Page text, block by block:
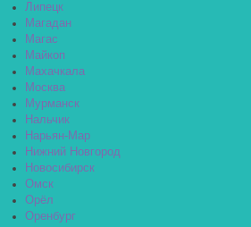
Липецк
Магадан
Магас
Майкоп
Махачкала
Москва
Мурманск
Нальчик
Нарьян-Мар
Нижний Новгород
Новосибирск
Омск
Орёл
Оренбург